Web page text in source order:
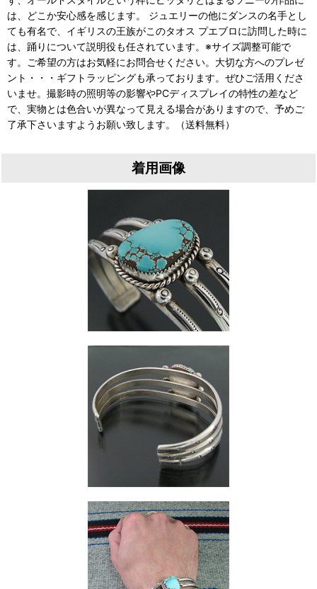
は、どこか安心感を感じます。 ジュエリーの他にダンスの名手とし
ても有名で、イギリスの王族がこのタオス プエブロに訪問した時に
は、踊りについて説明役も任されています。※サイズ調整可能で
す。ご希望の方はお気軽にお問合せください。大切な方へのプレゼ
ント・・・ギフトラッピングも承っております。ぜひご活用くださ
いませ。撮影時の照明等の影響やPCディスプレイの特性の差など
で、実物とは色合いが異なって見える場合がありますので、予めご
了承下さいますようお願い致します。（送料無料）
着用画像